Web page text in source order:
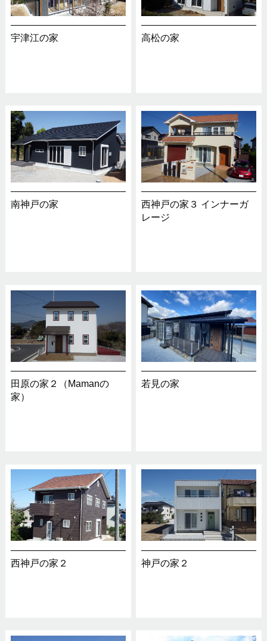
宇津江の家 高松の家
南神戸の家
西神戸の家３ インナーガ
レージ
田原の家２（Mamanの
家）
若見の家
西神戸の家２ 神戸の家２